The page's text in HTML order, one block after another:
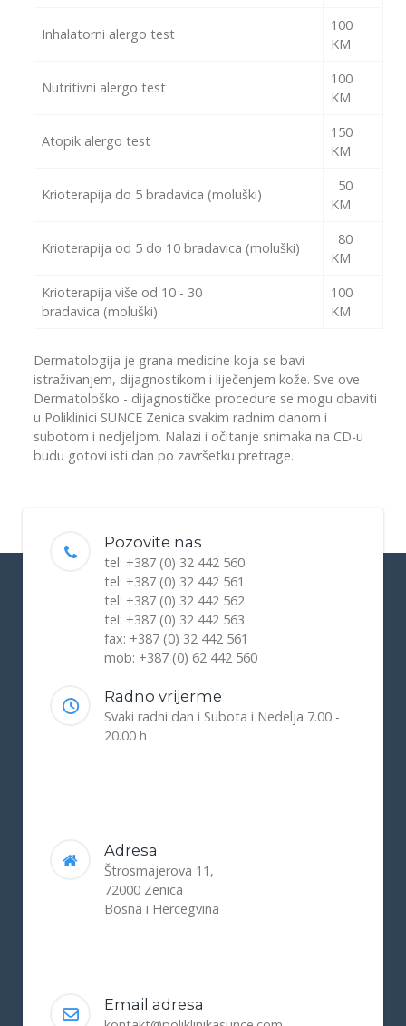
Inhalatorni alergo test
100
KM
Nutritivni alergo test
100
KM
Atopik alergo test
150
KM
Krioterapija do 5 bradavica (moluški)
50
KM
Krioterapija od 5 do 10 bradavica (moluški)
80
KM
Krioterapija više od 10 - 30
bradavica (moluški)
100
KM
Dermatologija je grana medicine koja se bavi
istraživanjem, dijagnostikom i liječenjem kože. Sve ove
Dermatološko - dijagnostičke procedure se mogu obaviti
u Poliklinici SUNCE Zenica svakim radnim danom i
subotom i nedjeljom. Nalazi i očitanje snimaka na CD-u
budu gotovi isti dan po završetku pretrage.
Pozovite nas
tel: +387 (0) 32 442 560
tel: +387 (0) 32 442 561
tel: +387 (0) 32 442 562
tel: +387 (0) 32 442 563
fax: +387 (0) 32 442 561
mob: +387 (0) 62 442 560
Radno vrijerme
Svaki radni dan i Subota i Nedelja 7.00 -
20.00 h
Adresa
Štrosmajerova 11,
72000 Zenica
Bosna i Hercegvina
Email adresa